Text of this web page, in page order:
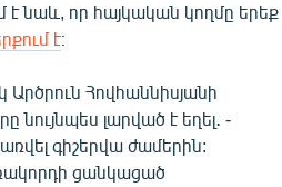
նաև, որ հայկական կողմը երեք
է։
Հովհաննիսյանի
լարված է եղել․ -
գիշերվա ժամերին:
ցանկացած